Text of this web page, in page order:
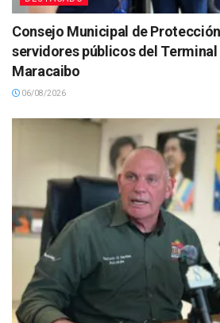
Consejo Municipal de
servidores públicos del Terminal
Maracaibo
06/08/2026